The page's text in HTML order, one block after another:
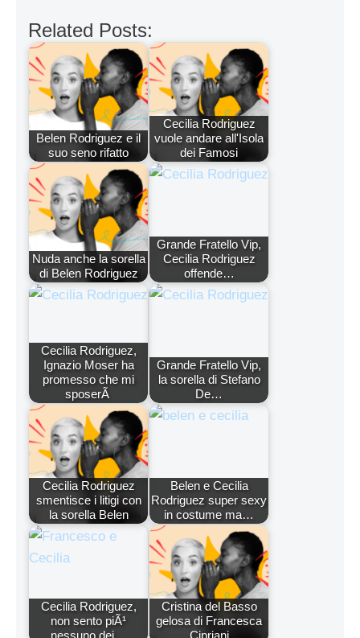
Related Posts:
Belen Rodriguez e il
suo seno rifatto
Cecilia Rodriguez
vuole andare all'Isola
dei Famosi
Nuda anche la sorella
di Belen Rodriguez
Grande Fratello Vip,
Cecilia Rodriguez
offende…
Cecilia Rodriguez,
Ignazio Moser ha
promesso che mi
sposerÃ
Grande Fratello Vip,
la sorella di Stefano
De…
Cecilia Rodriguez
smentisce i litigi con
la sorella Belen
Belen e Cecilia
Rodriguez super sexy
in costume ma…
Cecilia Rodriguez,
non sento piÃ¹
Cristina del Basso
gelosa di Francesca